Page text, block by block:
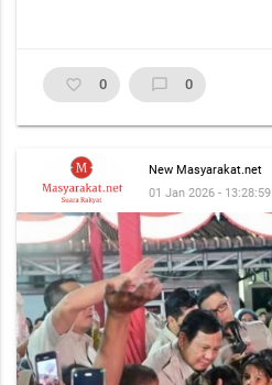
favorite_border 0 chat_bubble_outline 0
New Masyarakat.net
01 Jan 2026 - 13:28:59